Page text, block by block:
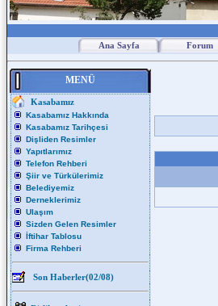
Ana Sayfa Forum
MENÜ
Kasabamız
Kasabamız Hakkında
Kasabamız Tarihçesi
Dişliden Resimler
Yapıtlarımız
Telefon Rehberi
Şiir ve Türkülerimiz
Belediyemiz
Derneklerimiz
Ulaşım
Sizden Gelen Resimler
İftihar Tablosu
Firma Rehberi
Son Haberler(02/08)